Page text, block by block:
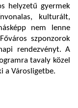
helyzetű gyermek
kulturált,
nem lenne
szponzorok
rendezvényt. A
tavaly közel
a Városligetbe.